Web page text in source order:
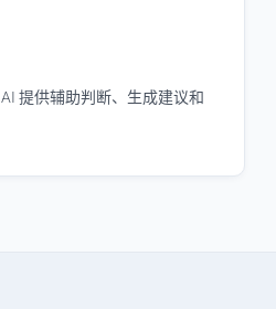
提供辅助判断、生成建议和